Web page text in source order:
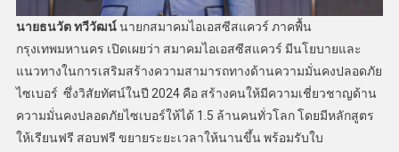
นายธนวัต ทวีวัฒน์นายกสมาคมไอเอสซีสแควร์ ภาคพื้น
กรุงเทพมหานคร เปิดเผยว่า สมาคมไอเอสซีสแควร์ มีนโยบายและ
แนวทางในการเสริมสร้างความสามารถทางด้านความมั่นคงปลอดภัย
ไซเบอร์ ซึ่งวิสัยทัศน์ในปี 2024 คือ สร้างคนให้มีความเชี่ยวชาญด้าน
ความมั่นคงปลอดภัยไซเบอร์ให้ได้ 1.5 ล้านคนทั่วโลก โดยมีหลักสูตร
ให้เรียนฟรี สอบฟรี ขยายระยะเวลาให้นานขึ้น พร้อมรับใบ